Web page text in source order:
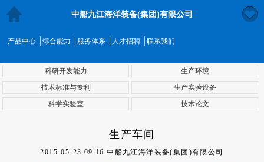
中船九江海洋装备(集团)有限公司
产品中心 综合能力 服务体系 人才招聘 联系我们
科研开发能力
生产环境
技术标准与专利
生产实验设备
科学实验室
技术论文
生产车间
2015-05-23 09:16 中船九江海洋装备(集团)有限公司